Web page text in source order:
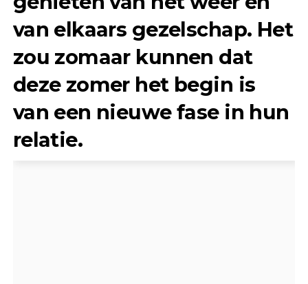
van elkaars gezelschap. Het
zou zomaar kunnen dat
deze zomer het begin is
van een nieuwe fase in hun
relatie.